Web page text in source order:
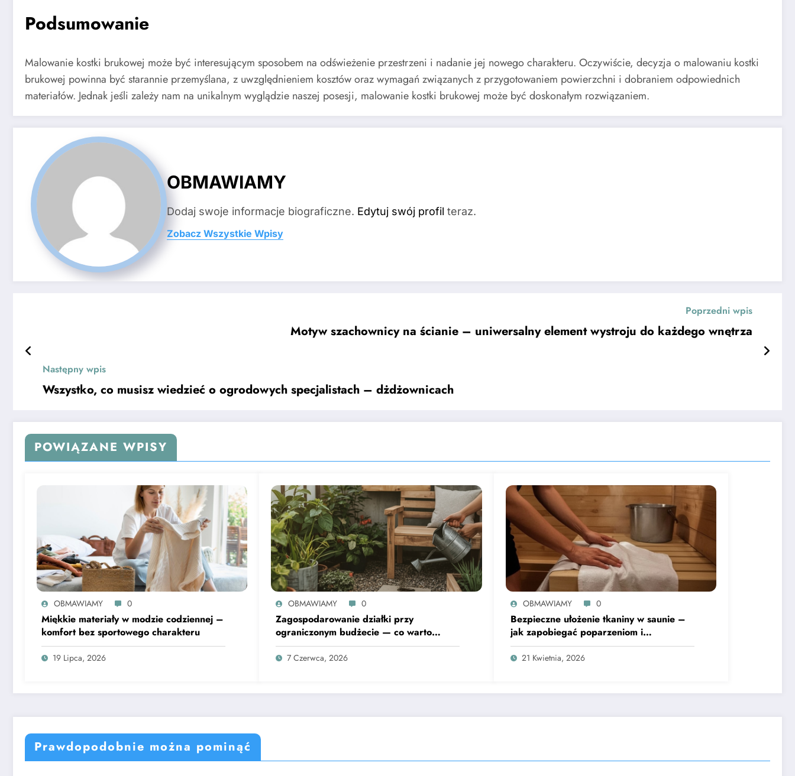
Podsumowanie
Malowanie kostki brukowej może być interesującym sposobem na odświeżenie przestrzeni i nadanie jej nowego charakteru. Oczywiście, decyzja o malowaniu kostki
brukowej powinna być starannie przemyślana, z uwzględnieniem kosztów oraz wymagań związanych z przygotowaniem powierzchni i dobraniem odpowiednich
materiałów. Jednak jeśli zależy nam na unikalnym wyglądzie naszej posesji, malowanie kostki brukowej może być doskonałym rozwiązaniem.
OBMAWIAMY
Dodaj swoje informacje biograficzne. Edytuj swój profil teraz.
Zobacz Wszystkie Wpisy
Poprzedni wpis
Motyw szachownicy na ścianie – uniwersalny element wystroju do każdego wnętrza
Następny wpis
Wszystko, co musisz wiedzieć o ogrodowych specjalistach – dżdżownicach
POWIĄZANE WPISY
OBMAWIAMY 0
Miękkie materiały w modzie codziennej –
komfort bez sportowego charakteru
19 Lipca, 2026
OBMAWIAMY 0
Zagospodarowanie działki przy
ograniczonym budżecie — co warto
wiedzieć
7 Czerwca, 2026
OBMAWIAMY 0
Bezpieczne ułożenie tkaniny w saunie –
jak zapobiegać poparzeniom i
rozprzestrzenianiu się zarazków
21 Kwietnia, 2026
Prawdopodobnie można pominąć